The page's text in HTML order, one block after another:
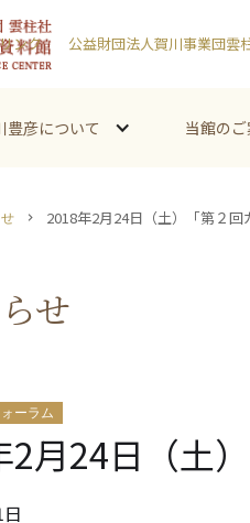
ンク 公益財団法人賀川事業団雲
豊彦について 当館の
chevron_right 2018年2月24日（土）「第２回
せ
ーラム
2月24日（土
日